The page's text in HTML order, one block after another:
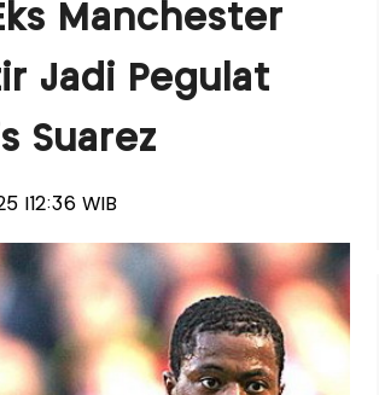
Manchester
Jadi Pegulat
Suarez
|12:36 WIB